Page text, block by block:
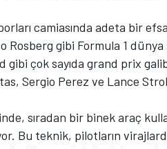
camiasında adeta bir
gibi Formula 1 dünya
gibi çok sayıda grand prix
Sergio Perez ve Lance
sıradan bir binek araç
Bu teknik, pilotların